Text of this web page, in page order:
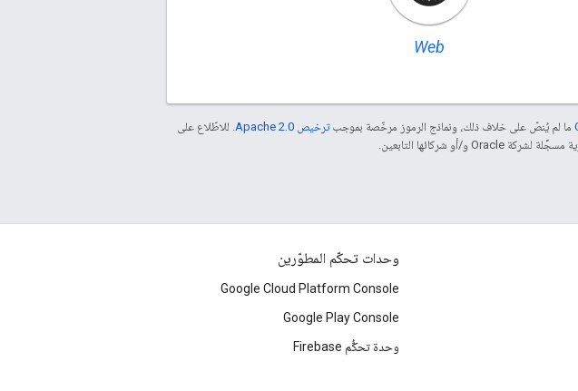
Web
ما لم يُنصّ على خلاف ذلك، ونماذج الرموز مرخّصة بموجبترخيص Apache 2.0‏
. للاطّلاع على
وحدات تحكّم المطوّرين
Google Cloud Platform Console
Google Play Console
وحدة تحكُّم Firebase